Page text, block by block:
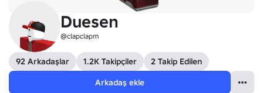
Duesen
@clapclapm
92 Arkadaşlar 1.2K Takipçiler
2 Takip Edilen
Arkadaş ekle